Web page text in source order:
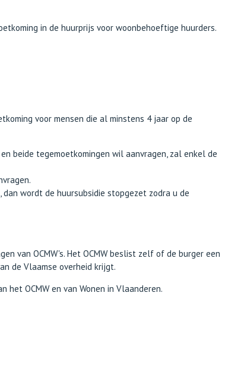
in de huurprijs voor woonbehoeftige huurders.
voor mensen die al minstens 4 jaar op de
beide tegemoetkomingen wil aanvragen, zal enkel de
wordt de huursubsidie stopgezet zodra u de
van OCMW's. Het OCMW beslist zelf of de burger een
de Vlaamse overheid krijgt.
OCMW en van Wonen in Vlaanderen.